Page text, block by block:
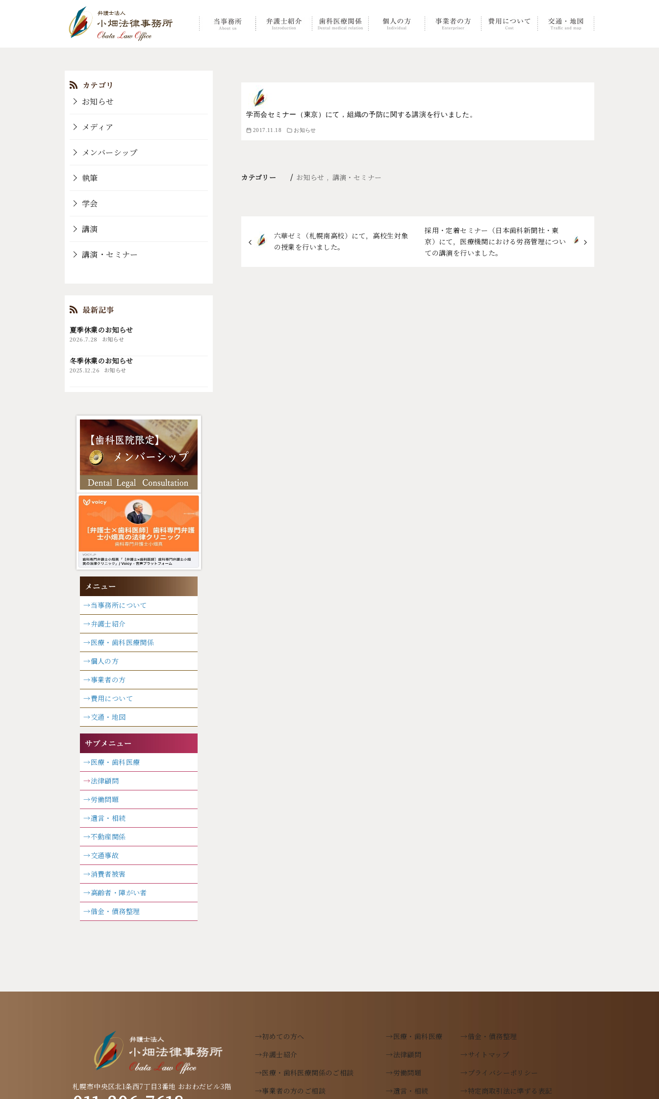
学而会セミナー（東京）にて，組織の予防に関する講演を行いました。
2017.11.18 お知らせ
カテゴリー お知らせ 講演・セミナー
六華ゼミ（札幌南高校）にて，高校生対象
の授業を行いました。
採用・定着セミナー（日本歯科新聞社・東
京）にて，医療機関における労務管理につい
ての講演を行いました。
お知らせ
メディア
メンバーシップ
執筆
学会
講演
講演・セミナー
2026.7.28 お知らせ
夏季休業のお知らせ
2025.12.26 お知らせ
冬季休業のお知らせ
→当事務所について
→弁護士紹介
→医療・歯科医療関係
→個人の方
→事業者の方
→費用について
→交通・地図
→医療・歯科医療
→法律顧問
→労働問題
→遺言・相続
→不動産関係
→交通事故
→消費者被害
→高齢者・障がい者
→借金・債務整理
→初めての方へ
→弁護士紹介
→医療・歯科医療関係のご相談
→事業者の方のご相談
→医療・歯科医療
→法律顧問
→労働問題
→遺言・相続
→借金・債務整理
→サイトマップ
→プライバシーポリシー
→特定商取引法に準ずる表記